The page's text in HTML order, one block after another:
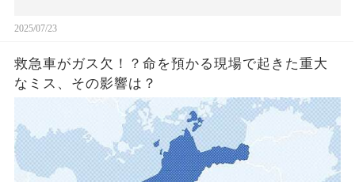
2025/07/23
救急車がガス欠！？命を預かる現場で起きた重大
なミス、その影響は？